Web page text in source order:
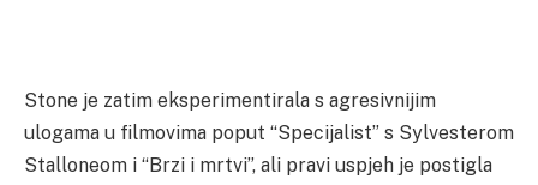
Stone je zatim eksperimentirala s agresivnijim
ulogama u filmovima poput “Specijalist” s Sylvesterom
Stalloneom i “Brzi i mrtvi”, ali pravi uspjeh je postigla